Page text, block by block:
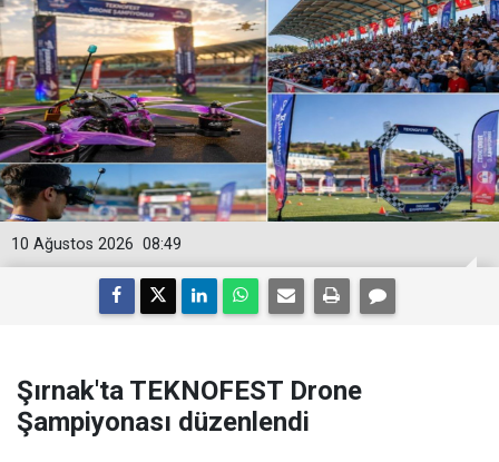
08:49
10 Ağustos 2026
Şırnak'ta TEKNOFEST Drone
Şampiyonası düzenlendi